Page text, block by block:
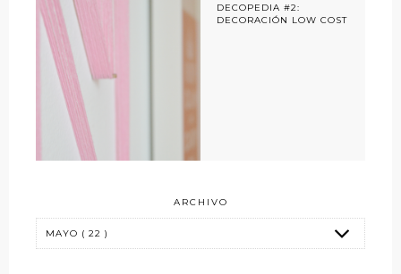
DECOPEDIA #2:
DECORACIÓN LOW COST
ARCHIVO